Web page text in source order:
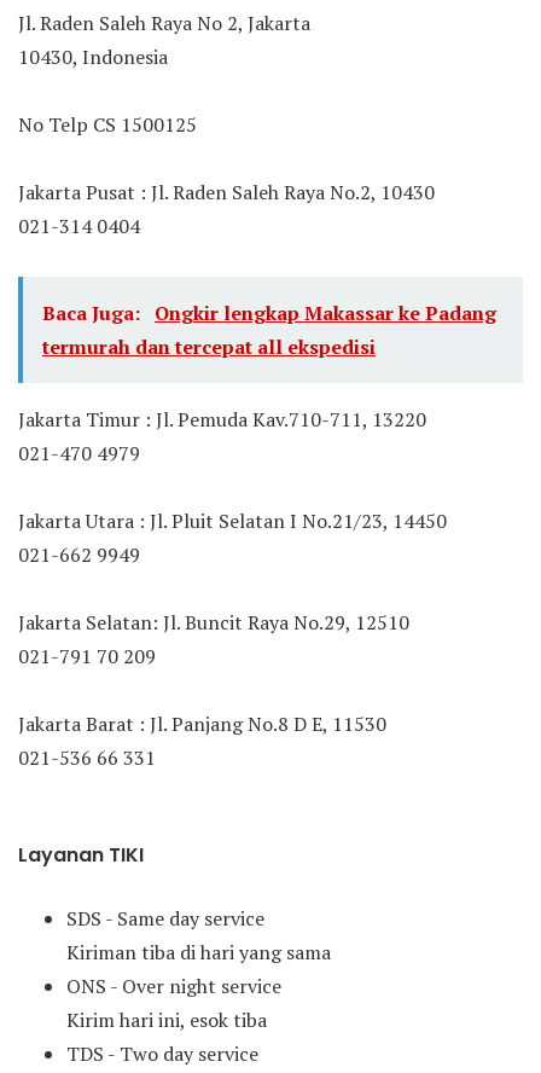
Jl. Raden Saleh Raya No 2, Jakarta
10430, Indonesia
No Telp CS 1500125
Jakarta Pusat : Jl. Raden Saleh Raya No.2, 10430
021-314 0404
Baca Juga: Ongkir lengkap Makassar ke Padang
termurah dan tercepat all ekspedisi
Jakarta Timur : Jl. Pemuda Kav.710-711, 13220
021-470 4979
Jakarta Utara : Jl. Pluit Selatan I No.21/23, 14450
021-662 9949
Jakarta Selatan: Jl. Buncit Raya No.29, 12510
021-791 70 209
Jakarta Barat : Jl. Panjang No.8 D E, 11530
021-536 66 331
Layanan TIKI
SDS - Same day service
Kiriman tiba di hari yang sama
ONS - Over night service
Kirim hari ini, esok tiba
TDS - Two day service